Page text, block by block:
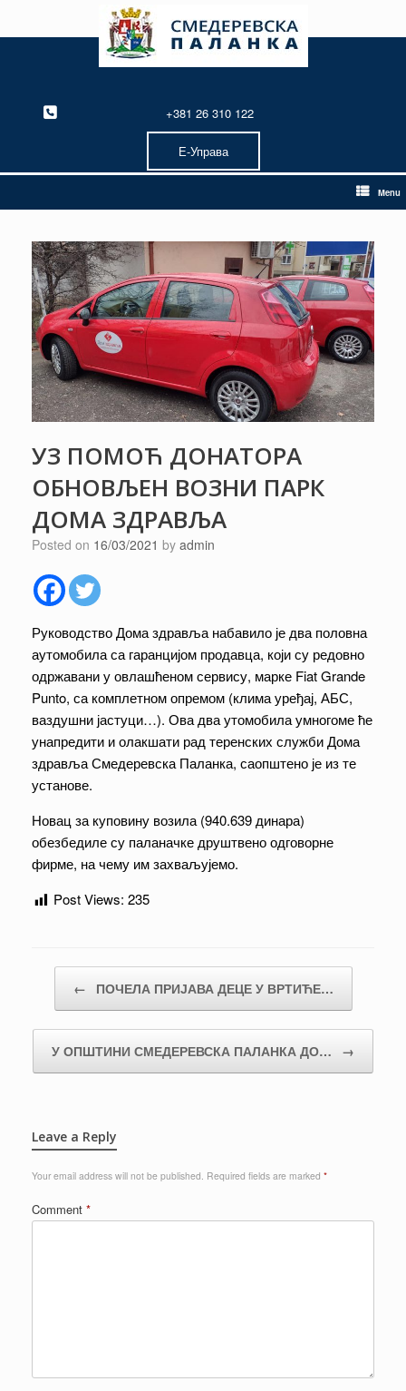
content
+381 26 310 122
Е-Управа
Menu
УЗ ПОМОЋ ДОНАТОРА
ОБНОВЉЕН ВОЗНИ ПАРК
ДОМА ЗДРАВЉА
Posted on 16/03/2021 by admin
Руководство Дома здравља набавило је два половна
аутомобила са гаранцијом продавца, који су редовно
одржавани у овлашћеном сервису, марке Fiat Grande
Punto, са комплетном опремом (клима уређај, АБС,
ваздушни јастуци…). Ова два утомобила умногоме ће
унапредити и олакшати рад теренских служби Дома
здравља Смедеревска Паланка, саопштено је из те
установе.
Новац за куповину возила (940.639 динара)
обезбедиле су паланачке друштвено одговорне
фирме, на чему им захваљујемо.
Post Views: 235
← ПОЧЕЛА ПРИЈАВА ДЕЦЕ У ВРТИЋЕ…
У ОПШТИНИ СМЕДЕРЕВСКА ПАЛАНКА ДО… →
Leave a Reply
Your email address will not be published. Required fields are marked *
Comment *